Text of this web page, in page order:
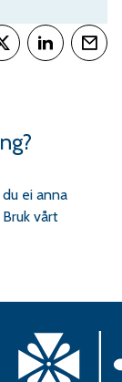
ei anna
vårt